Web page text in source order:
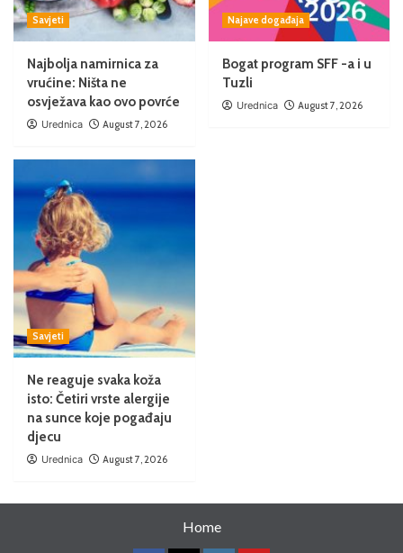
Savjeti
Najbolja namirnica za
vrućine: Ništa ne
osvježava kao ovo povrće
Urednica August 7, 2026
Najave događaja
Bogat program SFF -a i u
Tuzli
Urednica August 7, 2026
Savjeti
Ne reaguje svaka koža
isto: Četiri vrste alergije
na sunce koje pogađaju
djecu
Urednica August 7, 2026
Home